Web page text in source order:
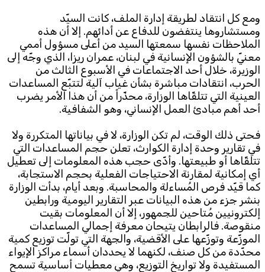
ومع كل انتقاد لطريقة إدارة الملف، كانت السيّد
ومستشاروها ينتفضون للدفاع عن أدائهم. إلا أن هذه
الملاحظات نفسها سمعتها السيد من أعلى مسؤول أممي
معنيّ بالشؤون الإنسانية في لبنان، عمران ريزا، الذي وجّه إلى
الوزيرة، خلال أحد الاجتماعات في الأسبوع الثالث من
الحرب، انتقادات مباشرة بشأن غياب آلية لتتبّع المساعدات
العينية التي تتلقّاها الوزارة، محذّراً من أن هذا الأمر يضرب
أحد أهم مبادئ العمل الإنساني، وهو الشفافية.
فحتى ذلك الوقت، لم تكن الوزارة، لا في بياناتها المتكررة ولا
في تقارير وحدة إدارة الكوارث، تعلن حجم المساعدات التي
تتلقّاها أو طبيعتها. وأدّى حجب هذه المعلومات إلى تعطيل
أي إمكانية لمقارنة الاحتياجات الفعلية بحجم الاستجابة،
كما قيّد فرص المُساءلة والمحاسبة. وبعد أيام، بدأت الوزارة
بنشر جزء من هذه البيانات عبر التقارير اليومية ورابطين
إلكترونيين مُتاحين للجمهور، إلا أن المعلومات بقيت
منقوصة. فالرابطان يتيحان معرفة إجمالي المساعدات
الموزّعة وتوزّعها على الأقضية، والجهة التي تولّت توزيع كمية
محدّدة من كل صنف، لكنهما لا يحددان أسماء مراكز الإيواء
المستفيدة ولا تواريخ التوزيع، وهي معطيات أساسية تسمح